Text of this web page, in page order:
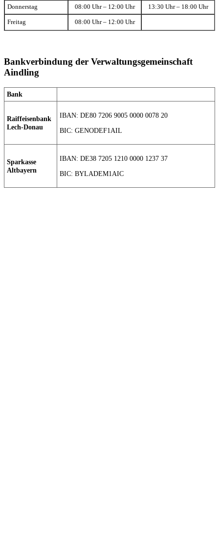
Donnerstag 08:00 Uhr – 12:00 Uhr 13:30 Uhr – 18:00 Uhr
Freitag 08:00 Uhr – 12:00 Uhr
Bankverbindung der Verwaltungsgemeinschaft
Aindling
Bank
Raiffeisenbank
Lech-Donau
IBAN: DE80 7206 9005 0000 0078 20
BIC: GENODEF1AIL
Sparkasse
Altbayern
IBAN: DE38 7205 1210 0000 1237 37
BIC: BYLADEM1AIC